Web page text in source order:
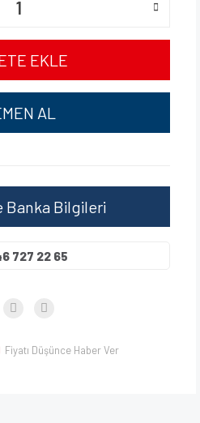
EKLE
AL
Banka Bilgileri
727 22 65
Fiyatı Düşünce Haber Ver